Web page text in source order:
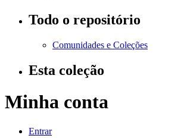
Todo o repositório
Comunidades e Coleções
Esta coleção
Minha conta
Entrar